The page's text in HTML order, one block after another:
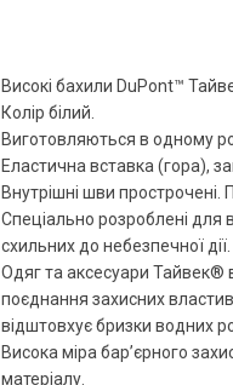
Високі бахили DuPont™
Колір білий.
Виготовляються в одному
Еластична вставка (гора),
Внутрішні шви прострочені.
Спеціально розроблені для
схильних до небезпечної дії.
Одяг та аксесуари Тайвек®
поєднання захисних
відштовхує бризки водних
Висока міра бар’єрного
матеріалу.